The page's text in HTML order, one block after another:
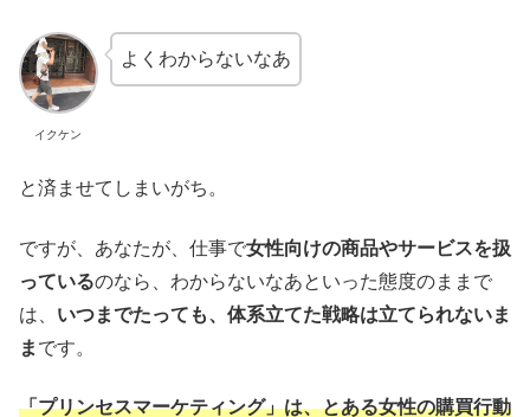
イクケン
よくわからないなあ
と済ませてしまいがち。
ですが、あなたが、仕事で女性向けの商品やサービスを扱
っているのなら、わからないなあといった態度のままで
は、 いつまでたっても、体系立てた戦略は立てられないま
ま です。
「プリンセスマーケティング」は、とある女性の購買行動